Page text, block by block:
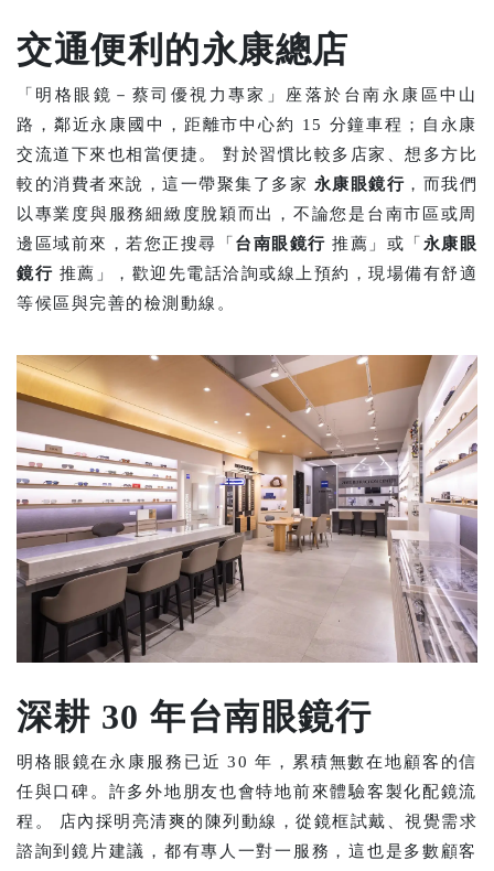
交通便利的永康總店
「明格眼鏡－蔡司優視力專家」座落於台南永康區中山
路，鄰近永康國中，距離市中心約 15 分鐘車程；自永康
交流道下來也相當便捷。 對於習慣比較多店家、想多方比
較的消費者來說，這一帶聚集了多家 永康眼鏡行 ，而我們
以專業度與服務細緻度脫穎而出，不論您是台南市區或周
邊區域前來，若您正搜尋「 台南眼鏡行 推薦」或「 永康眼
鏡行 推薦」，歡迎先電話洽詢或線上預約，現場備有舒適
等候區與完善的檢測動線。
深耕 30 年台南眼鏡行
明格眼鏡在永康服務已近 30 年，累積無數在地顧客的信
任與口碑。許多外地朋友也會特地前來體驗客製化配鏡流
程。 店內採明亮清爽的陳列動線，從鏡框試戴、視覺需求
諮詢到鏡片建議，都有專人一對一服務，這也是多數顧客